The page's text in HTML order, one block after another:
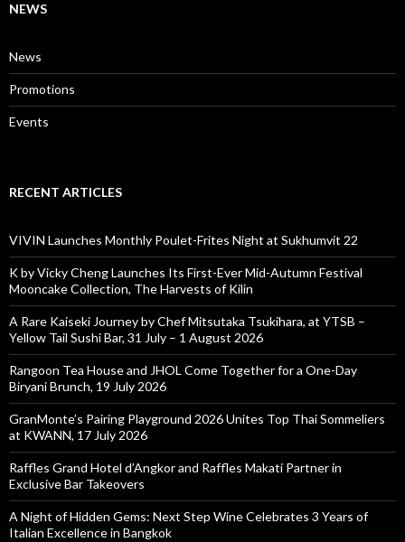
NEWS
News
Promotions
Events
RECENT ARTICLES
VIVIN Launches Monthly Poulet-Frites Night at Sukhumvit 22
K by Vicky Cheng Launches Its First-Ever Mid-Autumn Festival
Mooncake Collection, The Harvests of Kilin
A Rare Kaiseki Journey by Chef Mitsutaka Tsukihara, at YTSB –
Yellow Tail Sushi Bar, 31 July – 1 August 2026
Rangoon Tea House and JHOL Come Together for a One-Day
Biryani Brunch, 19 July 2026
GranMonte’s Pairing Playground 2026 Unites Top Thai Sommeliers
at KWANN, 17 July 2026
Raffles Grand Hotel d’Angkor and Raffles Makati Partner in
Exclusive Bar Takeovers
A Night of Hidden Gems: Next Step Wine Celebrates 3 Years of
Italian Excellence in Bangkok